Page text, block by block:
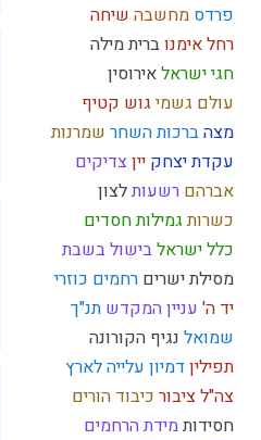
פרדס מחשבה שיחה
רחל אימנוברית מילה
חגי ישראלאירוסין
עולם גשמי גוש קטיף
מצהברכות השחר שמרנות
עקדת יצחק יין צדיקים
אברהם רשעותלצון
כשרותגמילות חסדים
כלל ישראלבישול בשבת
מסילת ישרים רחמים כוזרי
יד ה' עניין המקדש תנ"ך
שמואל נגיף הקורונה
תפילין דמיון עלייה לארץ
צה"לציבור כיבוד הורים
חסידותמידת הרחמים